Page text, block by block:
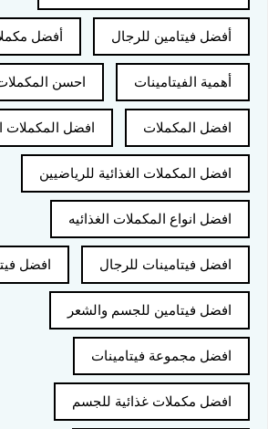
أفضل فيتامين للرجال أفضل
أهمية الفيتامينات احسن المكملات
افضل المكملات افضل المكملات
افضل المكملات الغذائية للرياضيين
افضل انواع المكملات الغذائيه
افضل فيتامينات للرجال افضل
افضل فيتامين للجسم والشعر
افضل مجموعة فيتامينات
افضل مكملات غذائية للجسم